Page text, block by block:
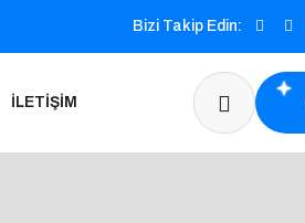
Bizi Takip Edin:
İLETIŞIM